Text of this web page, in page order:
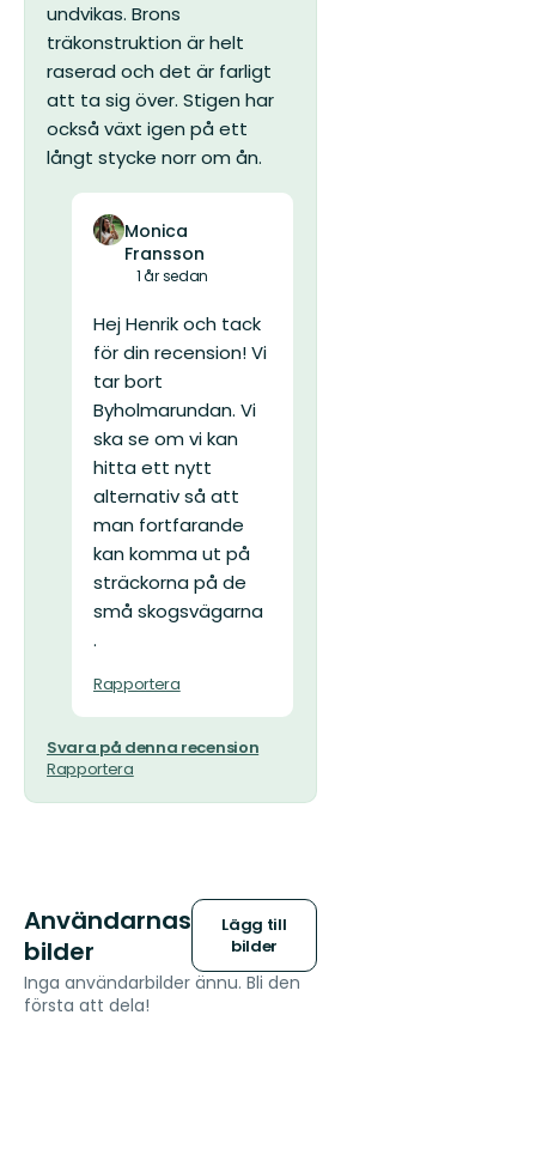
undvikas. Brons
träkonstruktion är helt
raserad och det är farligt
att ta sig över. Stigen har
också växt igen på ett
långt stycke norr om ån.
Monica
Fransson
1 år sedan
Hej Henrik och tack
för din recension! Vi
tar bort
Byholmarundan. Vi
ska se om vi kan
hitta ett nytt
alternativ så att
man fortfarande
kan komma ut på
sträckorna på de
små skogsvägarna
.
Rapportera
Svara på denna recension
Rapportera
Användarnas
bilder
Lägg till
bilder
Inga användarbilder ännu. Bli den
första att dela!